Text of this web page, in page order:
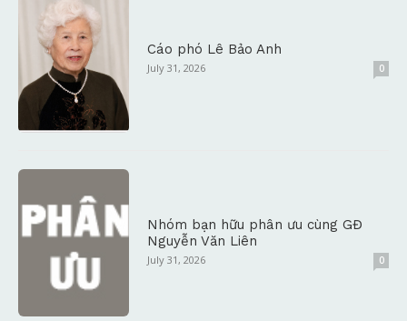
Cáo phó Lê Bảo Anh
July 31, 2026 0
Nhóm bạn hữu phân ưu cùng GĐ
Nguyễn Văn Liên
July 31, 2026 0